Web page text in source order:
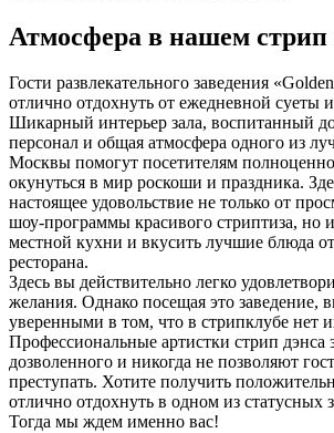
Атмосфера в нашем стрип
Гости развлекательного заведения
отлично отдохнуть от ежедневной суеты
Шикарный интерьер зала, воспитанный
персонал и общая атмосфера одного из
Москвы помогут посетителям полноценно
окунуться в мир роскоши и праздника.
настоящее удовольствие не только от
шоу-программы красивого стриптиза, но
местной кухни и вкусить лучшие блюда
ресторана.
Здесь вы действительно легко
желания. Однако посещая это заведение,
уверенными в том, что в стрипклубе нет
Профессиональные артистки стрип дэнса
дозволенного и никогда не позволяют
преступать. Хотите получить
отлично отдохнуть в одном из статусных
Тогда мы ждем именно вас!